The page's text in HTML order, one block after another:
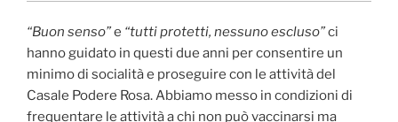
“Buon senso”e “tutti protetti, nessuno escluso”ci
hanno guidato in questi due anni per consentire un
minimo di socialità e proseguire con le attività del
Casale Podere Rosa. Abbiamo messo in condizioni di
frequentare le attività a chi non può vaccinarsi ma